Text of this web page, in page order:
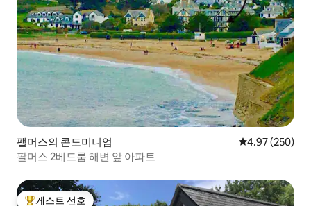
팰머스의 콘도미니엄 평점 4.97점(5
4.97 (250)
팔머스 2베드룸 해변 앞 아파트
게스트 선호